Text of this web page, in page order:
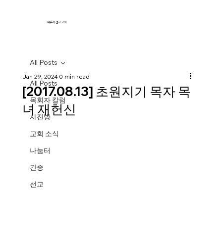
새누리 선교 교회
All Posts
목회자 칼럼
사진방
교회 소식
나눔터
간증
선교
All Posts
[2017.08.13] 초원지기 목자 목
녀 재헌신
Jan 29, 20240 min read